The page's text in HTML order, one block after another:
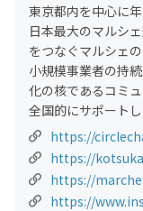
東京都内を中心に
日本最大のマルシ
をつなぐマルシェ
小規模事業者の持
化の核であるコミ
全国的にサポートし
https://
https://
https://
https://